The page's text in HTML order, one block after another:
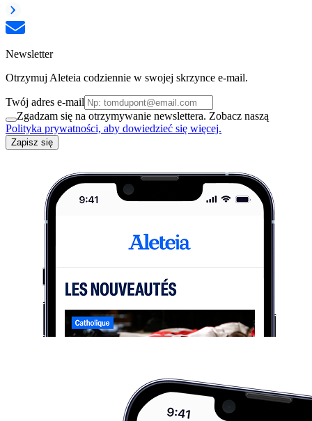
Newsletter
Otrzymuj Aleteia codziennie w swojej skrzynce e-mail.
Twój adres e-mail
Zgadzam się na otrzymywanie newslettera. Zobacz naszą
Polityka prywatności, aby dowiedzieć się więcej.
Zapisz się